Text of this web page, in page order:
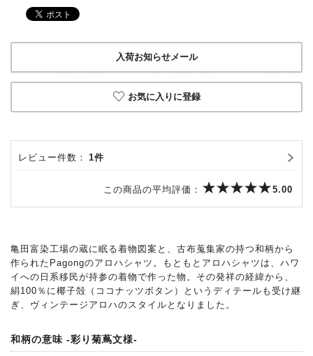
入荷お知らせメール
お気に入りに登録
レビュー件数： 1件
この商品の平均評価： 5.00
亀田富染工場の蔵に眠る着物図案と、古布蒐集家の持つ和柄から
作られたPagongのアロハシャツ。もともとアロハシャツは、ハワ
イへの日系移民が持参の着物で作った物。その発祥の経緯から、
絹100％に椰子殻（ココナッツボタン）というディテールも受け継
ぎ、ヴィンテージアロハのスタイルとなりました。
和柄の意味 -彩り菊蔦文様-